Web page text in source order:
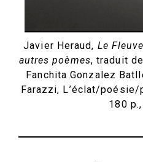
Javier Heraud, Le Fleuve
autres poèmes, traduit
Fanchita Gonzalez
Farazzi, L’éclat/
180